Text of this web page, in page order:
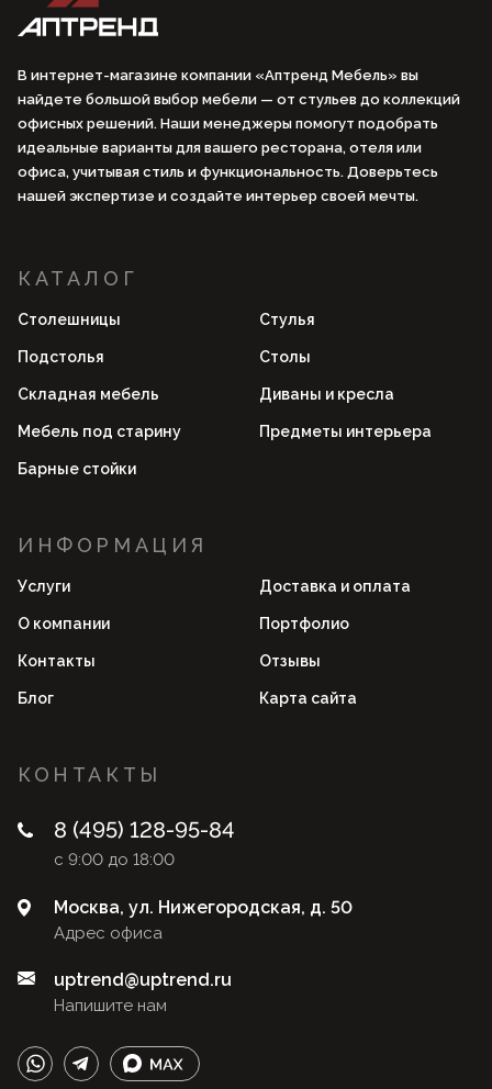
В интернет-магазине компании «Аптренд Мебель» вы
найдете большой выбор мебели — от стульев до коллекций
офисных решений. Наши менеджеры помогут подобрать
идеальные варианты для вашего ресторана, отеля или
офиса, учитывая стиль и функциональность. Доверьтесь
нашей экспертизе и создайте интерьер своей мечты.
КАТАЛОГ
Столешницы Стулья
Подстолья Столы
Складная мебель Диваны и кресла
Мебель под старину Предметы интерьера
Барные стойки
ИНФОРМАЦИЯ
Услуги Доставка и оплата
О компании Портфолио
Контакты Отзывы
Блог Карта сайта
КОНТАКТЫ
8 (495) 128-95-84
с 9:00 до 18:00
Адрес офиса
Москва, ул. Нижегородская, д. 50
Напишите нам
uptrend@uptrend.ru